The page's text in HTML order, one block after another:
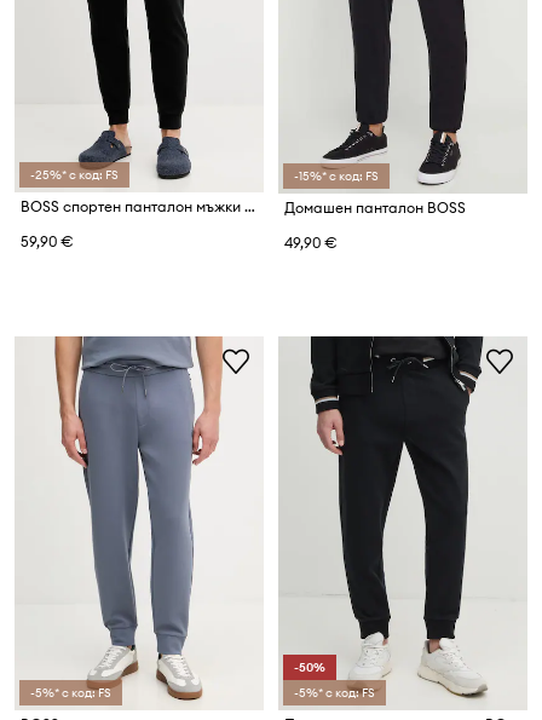
-25%* с код: FS
BOSS спортен панталон мъжки Waffle Pants Cuff
59,90 €
-15%* с код: FS
Домашен панталон BOSS
49,90 €
-5%* с код: FS
-50%
-5%* с код: FS